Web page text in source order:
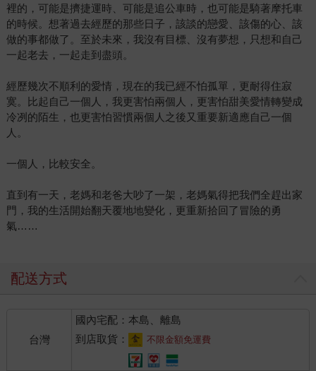
此，才得以寫出最貼近你我的心情，在讀者心中留下最恰到
好處的感動和共鳴。 ＊文中雪倫照片，由商周出版提供。
裡的，可能是擠捷運時、可能是追公車時，也可能是騎著摩托車
的時候。想著過去經歷的那些日子，該談的戀愛、該傷的心、該
做的事都做了。至於未來，我沒有目標、沒有夢想，只想和自己
一起老去，一起走到盡頭。
經歷幾次不順利的愛情，現在的我已經不怕孤單，更耐得住寂
寞。比起自己一個人，我更害怕兩個人，更害怕甜美愛情轉變成
冷冽的陌生，也更害怕習慣兩個人之後又重要新適應自己一個
人。
一個人，比較安全。
直到有一天，老媽和老爸大吵了一架，老媽氣得把我們全趕出家
門，我的生活開始翻天覆地地變化，更重新拾回了冒險的勇
氣……
配送方式
台灣
國內宅配：本島、離島
到店取貨：
不限金額免運費